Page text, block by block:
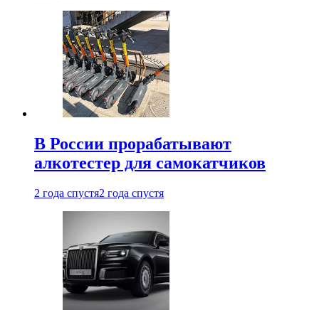
В России прорабатывают
алкотестер для самокатчиков
2 года спустя2 года спустя